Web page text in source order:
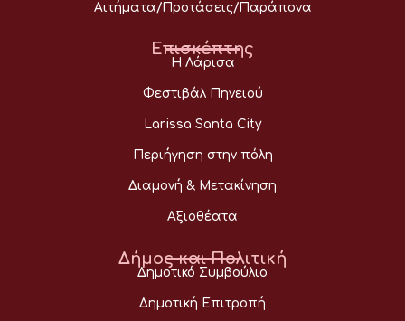
Αιτήματα/Προτάσεις/Παράπονα
Επισκέπτης
Η Λάρισα
Φεστιβάλ Πηνειού
Larissa Santa City
Περιήγηση στην πόλη
Διαμονή & Μετακίνηση
Αξιοθέατα
Δήμος και Πολιτική
Δημοτικό Συμβούλιο
Δημοτική Επιτροπή